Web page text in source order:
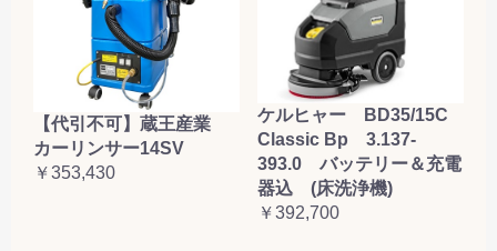
【代引不可】蔵王産業
カーリンサー14SV
￥353,430
ケルヒャー BD35/15C
Classic Bp 3.137-
393.0 バッテリー＆充電
器込 (床洗浄機)
￥392,700